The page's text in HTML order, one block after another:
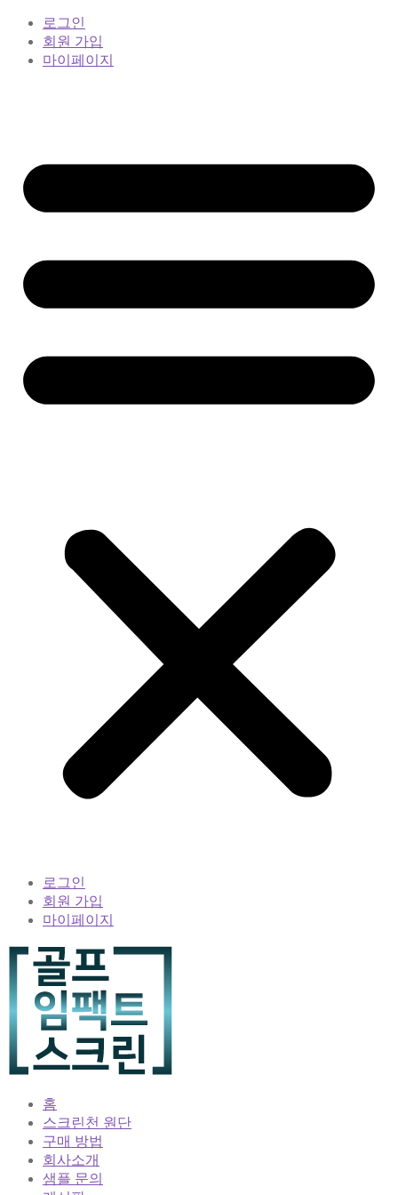
로그인
회원 가입
마이페이지
로그인
회원 가입
마이페이지
홈
스크린천 원단
구매 방법
회사소개
샘플 문의